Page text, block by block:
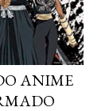
ANIME